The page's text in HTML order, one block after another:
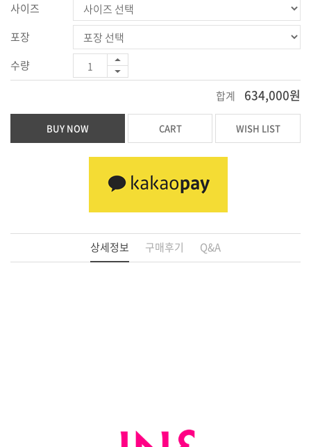
사이즈
포장
수량
합계
634,000원
BUY NOW CART WISH LIST
상세정보 구매후기 Q&A